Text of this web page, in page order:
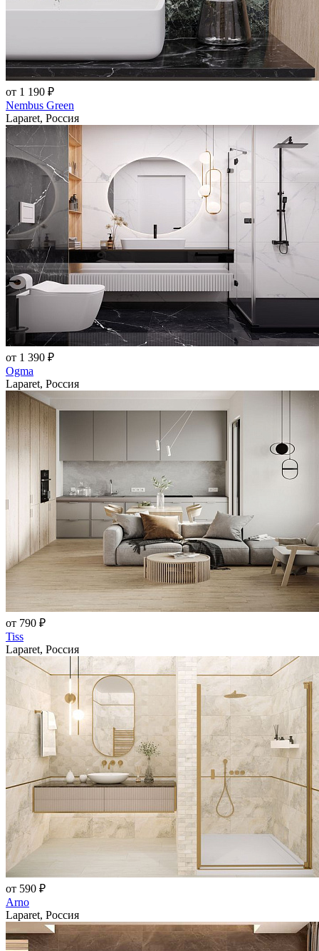
от 1 190 ₽
Nembus Green
Laparet, Россия
от 1 390 ₽
Ogma
Laparet, Россия
от 790 ₽
Tiss
Laparet, Россия
от 590 ₽
Arno
Laparet, Россия